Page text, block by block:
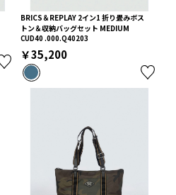
BRICS＆REPLAY 2イン1 折り畳みボス
トン＆収納バッグセット MEDIUM
CUD40 .000.Q40203
￥35,200